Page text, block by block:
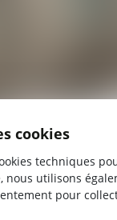
UN
cookies
techniques
utilisons
pour